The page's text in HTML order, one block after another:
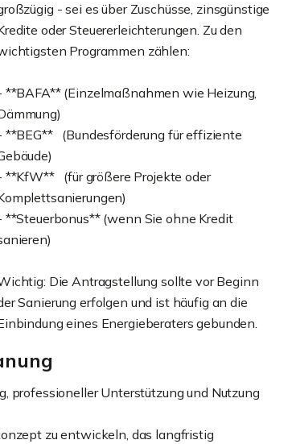
- sei es über Zuschüsse, zinsgünstige
oder Steuererleichterungen. Zu den
Programmen zählen:
**BAFA** (Einzelmaßnahmen wie Heizung,
**BEG** (Bundesförderung für effiziente
**KfW** (für größere Projekte oder
**Steuerbonus** (wenn Sie ohne Kredit
Die Antragstellung sollte vor Beginn
Sanierung erfolgen und ist häufig an die
eines Energieberaters gebunden.
professioneller Unterstützung und Nutzung
zu entwickeln, das langfristig
Grundbuch und
Grundbucheintrag – gut
zu wissen
Im Zuge eines Immobilienverkaufs
Grundbucheintrag eine äußer...